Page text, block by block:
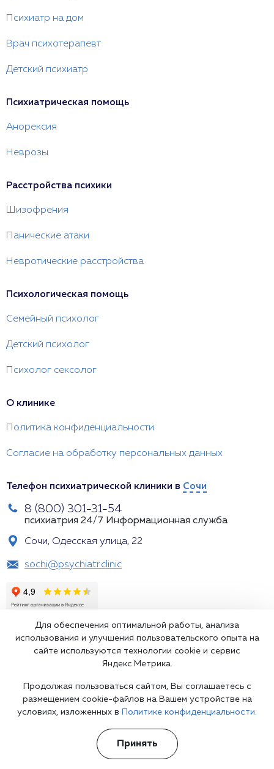
Психиатр на дом
Врач психотерапевт
Детский психиатр
Психиатрическая помощь
Анорексия
Неврозы
Расстройства психики
Шизофрения
Панические атаки
Невротические расстройства
Психологическая помощь
Семейный психолог
Детский психолог
Психолог сексолог
О клинике
Политика конфиденциальности
Согласие на обработку персональных данных
Телефон психиатрической клиники в Сочи
8 (800) 301-31-54
психиатрия 24/7 Информационная служба
Сочи, Одесская улица, 22
sochi@psychiatr.clinic
Подпишитесь на наши рассылки
Для обеспечения оптимальной работы, анализа
использования и улучшения пользовательского опыта на
сайте используются технологии cookie и сервис
Яндекс.Метрика.
Продолжая пользоваться сайтом, Вы соглашаетесь с
размещением cookie-файлов на Вашем устройстве на
условиях, изложенных в
Политике конфиденциальности.
Принять